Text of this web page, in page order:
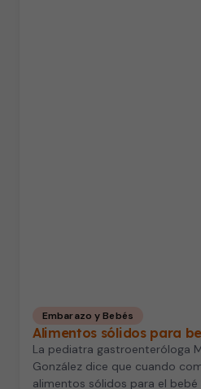
Embarazo y Bebés
Alimentos sólidos para
La pediatra gastroenteróloga
González dice que cuando
alimentos sólidos para el